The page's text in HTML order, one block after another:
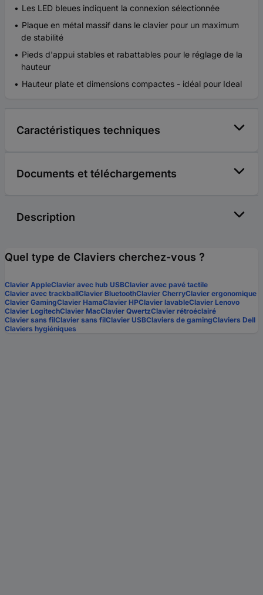
Les LED bleues indiquent la connexion sélectionnée
Plaque en métal massif dans le clavier pour un maximum
de stabilité
Pieds d'appui stables et rabattables pour le réglage de la
hauteur
Hauteur plate et dimensions compactes - idéal pour Ideal
Caractéristiques techniques
Documents et téléchargements
Description
Quel type de Claviers cherchez-vous ?
Clavier AppleClavier avec hub USBClavier avec pavé tactile
Clavier avec trackballClavier BluetoothClavier CherryClavier ergonomique
Clavier GamingClavier HamaClavier HPClavier lavableClavier Lenovo
Clavier LogitechClavier MacClavier QwertzClavier rétroéclairé
Clavier sans filClavier sans filClavier USBClaviers de gamingClaviers Dell
Claviers hygiéniques